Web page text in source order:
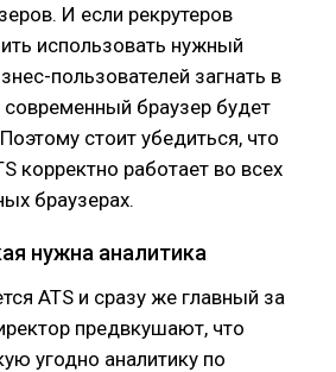
И если рекрутеров
использовать нужный
пользователей загнать в
современный браузер будет
стоит убедиться, что
корректно работает во всех
браузерах.
нужна аналитика
ATS и сразу же главный за
предвкушают, что
угодно аналитику по